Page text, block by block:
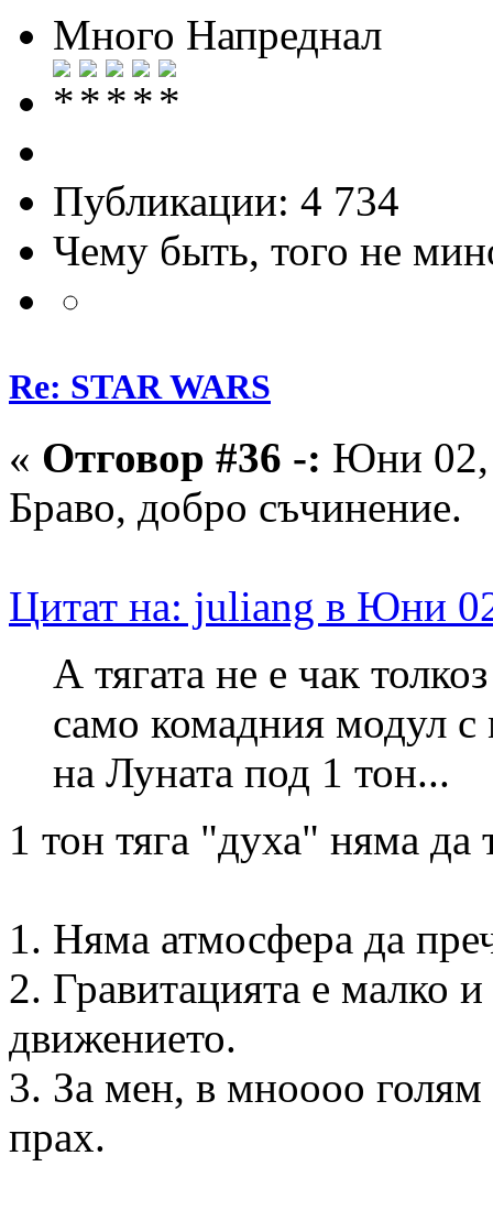
Много Напреднал
Публикации: 4 734
Чему быть, того не
Re: STAR WARS
« Отговор #36 -: Юни 02,
Браво, добро съчинение.
Цитат на: juliang в Юни
А тягата не е чак
само комадния модул с
на Луната под 1 тон...
1 тон тяга "духа" няма да
1. Няма атмосфера да
2. Гравитацията е малко
движението.
3. За мен, в мноооо
прах.